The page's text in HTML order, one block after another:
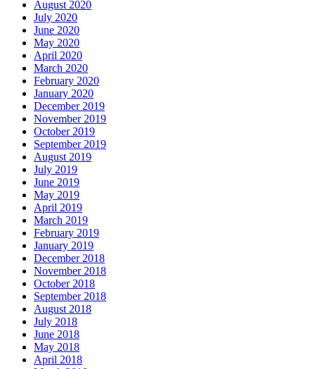
August 2020
July 2020
June 2020
May 2020
April 2020
March 2020
February 2020
January 2020
December 2019
November 2019
October 2019
September 2019
August 2019
July 2019
June 2019
May 2019
April 2019
March 2019
February 2019
January 2019
December 2018
November 2018
October 2018
September 2018
August 2018
July 2018
June 2018
May 2018
April 2018